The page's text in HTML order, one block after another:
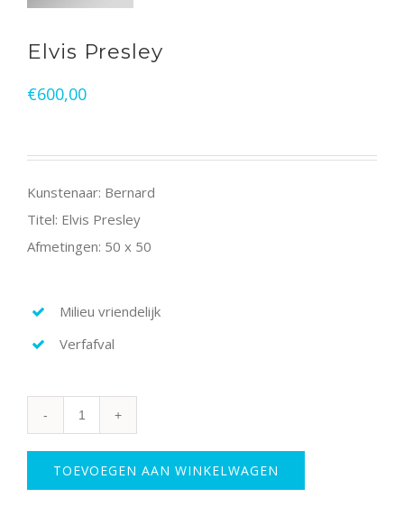
Elvis Presley
€600,00
Kunstenaar: Bernard
Titel: Elvis Presley
Afmetingen: 50 x 50
Milieu vriendelijk
Verfafval
Elvis
Presley
aantal
TOEVOEGEN AAN WINKELWAGEN